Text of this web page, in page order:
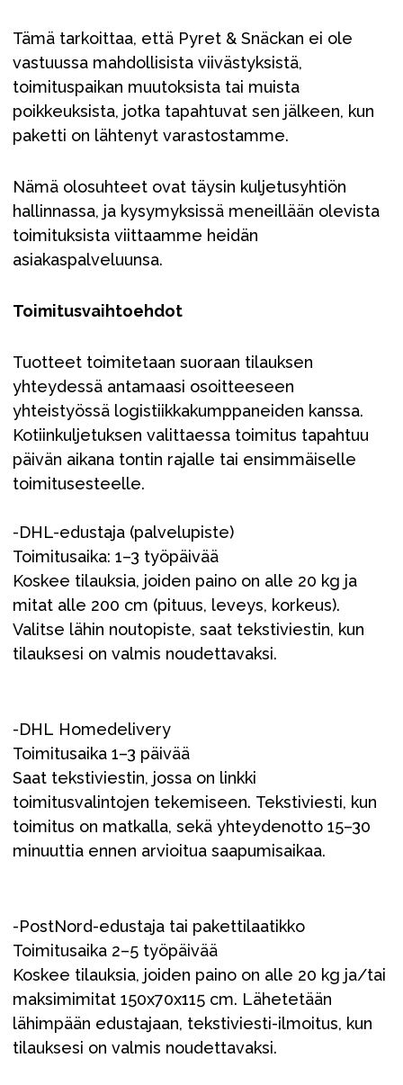
Tämä tarkoittaa, että Pyret & Snäckan ei ole
vastuussa mahdollisista viivästyksistä,
toimituspaikan muutoksista tai muista
poikkeuksista, jotka tapahtuvat sen jälkeen, kun
paketti on lähtenyt varastostamme.
Nämä olosuhteet ovat täysin kuljetusyhtiön
hallinnassa, ja kysymyksissä meneillään olevista
toimituksista viittaamme heidän
asiakaspalveluunsa.
Toimitusvaihtoehdot
Tuotteet toimitetaan suoraan tilauksen
yhteydessä antamaasi osoitteeseen
yhteistyössä logistiikkakumppaneiden kanssa.
Kotiinkuljetuksen valittaessa toimitus tapahtuu
päivän aikana tontin rajalle tai ensimmäiselle
toimitusesteelle.
-DHL-edustaja (palvelupiste)
Toimitusaika: 1–3 työpäivää
Koskee tilauksia, joiden paino on alle 20 kg ja
mitat alle 200 cm (pituus, leveys, korkeus).
Valitse lähin noutopiste, saat tekstiviestin, kun
tilauksesi on valmis noudettavaksi.
-DHL Homedelivery
Toimitusaika 1–3 päivää
Saat tekstiviestin, jossa on linkki
toimitusvalintojen tekemiseen. Tekstiviesti, kun
toimitus on matkalla, sekä yhteydenotto 15–30
minuuttia ennen arvioitua saapumisaikaa.
-PostNord-edustaja tai pakettilaatikko
Toimitusaika 2–5 työpäivää
Koskee tilauksia, joiden paino on alle 20 kg ja/tai
maksimimitat 150x70x115 cm. Lähetetään
lähimpään edustajaan, tekstiviesti-ilmoitus, kun
tilauksesi on valmis noudettavaksi.